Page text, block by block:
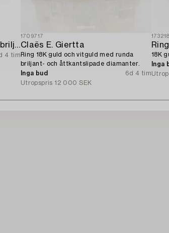
Ring 18K vitguld med runda briljantslipade diamanter.
4 tim
1709717
Claës E. Giertta
Ring 18K guld och vitguld med runda
briljant- och åttkantslipade diamanter.
Inga bud
6d 4 tim
Utropspris 12 000 SEK
18K
Inga